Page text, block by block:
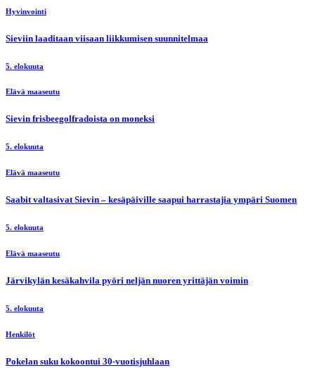
Hyvinvointi
Sieviin laaditaan viisaan liikkumisen suunnitelmaa
5. elokuuta
Elävä maaseutu
Sievin frisbeegolfradoista on moneksi
5. elokuuta
Elävä maaseutu
Saabit valtasivat Sievin – kesäpäiville saapui harrastajia ympäri Suomen
5. elokuuta
Elävä maaseutu
Järvikylän kesäkahvila pyöri neljän nuoren yrittäjän voimin
5. elokuuta
Henkilöt
Pokelan suku kokoontui 30-vuotisjuhlaan